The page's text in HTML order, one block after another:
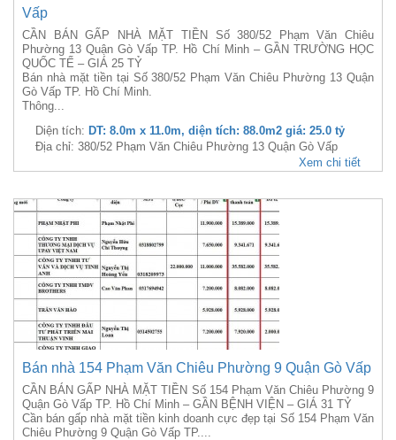
Vấp
CẦN BÁN GẤP NHÀ MẶT TIỀN Số 380/52 Phạm Văn Chiêu
Phường 13 Quận Gò Vấp TP. Hồ Chí Minh – GẦN TRƯỜNG HỌC
QUỐC TẾ – GIÁ 25 TỶ
Bán nhà mặt tiền tại Số 380/52 Phạm Văn Chiêu Phường 13 Quận
Gò Vấp TP. Hồ Chí Minh.
Thông...
Diện tích: DT: 8.0m x 11.0m, diện tích: 88.0m2 giá: 25.0 tỷ
Địa chỉ: 380/52 Phạm Văn Chiêu Phường 13 Quận Gò Vấp
Xem chi tiết
Bán nhà 154 Phạm Văn Chiêu Phường 9 Quận Gò Vấp
CẦN BÁN GẤP NHÀ MẶT TIỀN Số 154 Phạm Văn Chiêu Phường 9
Quận Gò Vấp TP. Hồ Chí Minh – GẦN BỆNH VIỆN – GIÁ 31 TỶ
Cần bán gấp nhà mặt tiền kinh doanh cực đẹp tại Số 154 Phạm Văn
Chiêu Phường 9 Quận Gò Vấp TP....